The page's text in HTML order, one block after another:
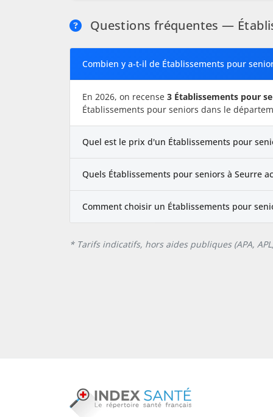
Questions fréquentes —
Combien y a-t-il de Établissements pour
En 2026, on recense 3 Établissements pour
Établissements pour seniors dans le
Quel est le prix d'un Établissements pour
Quels Établissements pour seniors à Seurre
Comment choisir un Établissements pour
* Tarifs indicatifs, hors aides publiques (APA,